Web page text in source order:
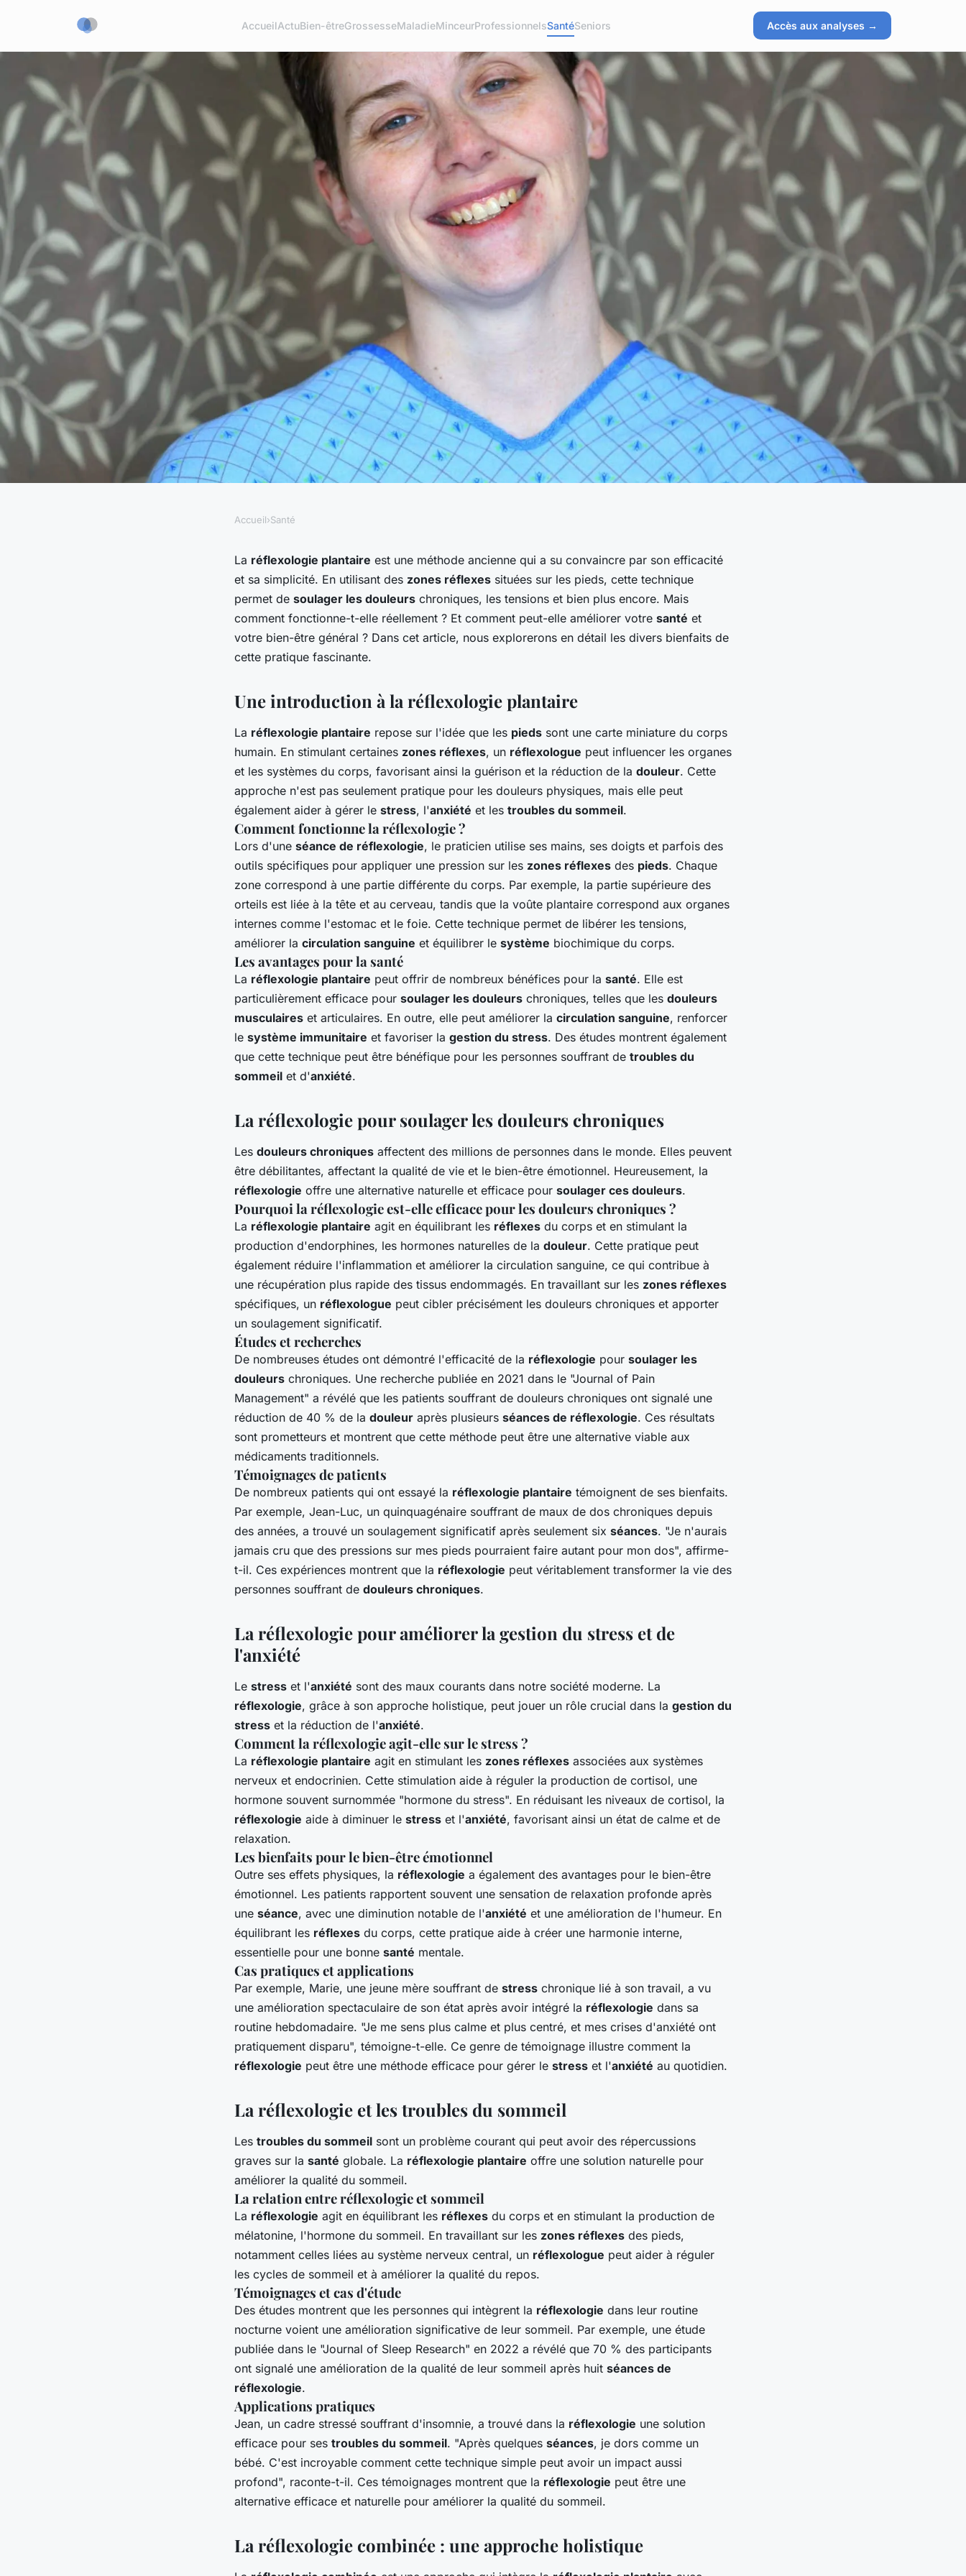
AccueilActuBien-êtreGrossesseMaladieMinceurProfessionnelsSantéSeniors Accès aux analyses →
Comment la réflexologie peut-elle être
utilisée pour soulager les douleurs
Accueil›Santé
La réflexologie plantaire est une méthode ancienne qui a su convaincre par son efficacité
et sa simplicité. En utilisant des zones réflexes situées sur les pieds, cette technique
permet de soulager les douleurs chroniques, les tensions et bien plus encore. Mais
comment fonctionne-t-elle réellement ? Et comment peut-elle améliorer votre santé et
votre bien-être général ? Dans cet article, nous explorerons en détail les divers bienfaits de
cette pratique fascinante.
Une introduction à la réflexologie plantaire
La réflexologie plantaire repose sur l'idée que les pieds sont une carte miniature du corps
humain. En stimulant certaines zones réflexes, un réflexologue peut influencer les organes
et les systèmes du corps, favorisant ainsi la guérison et la réduction de la douleur. Cette
approche n'est pas seulement pratique pour les douleurs physiques, mais elle peut
également aider à gérer le stress, l'anxiété et les troubles du sommeil.
Comment fonctionne la réflexologie ?
Lors d'une séance de réflexologie, le praticien utilise ses mains, ses doigts et parfois des
outils spécifiques pour appliquer une pression sur les zones réflexes des pieds. Chaque
zone correspond à une partie différente du corps. Par exemple, la partie supérieure des
orteils est liée à la tête et au cerveau, tandis que la voûte plantaire correspond aux organes
internes comme l'estomac et le foie. Cette technique permet de libérer les tensions,
améliorer la circulation sanguine et équilibrer le système biochimique du corps.
Les avantages pour la santé
La réflexologie plantaire peut offrir de nombreux bénéfices pour la santé. Elle est
particulièrement efficace pour soulager les douleurs chroniques, telles que les douleurs
musculaires et articulaires. En outre, elle peut améliorer la circulation sanguine, renforcer
le système immunitaire et favoriser la gestion du stress. Des études montrent également
que cette technique peut être bénéfique pour les personnes souffrant de troubles du
sommeil et d'anxiété.
La réflexologie pour soulager les douleurs chroniques
Les douleurs chroniques affectent des millions de personnes dans le monde. Elles peuvent
être débilitantes, affectant la qualité de vie et le bien-être émotionnel. Heureusement, la
réflexologie offre une alternative naturelle et efficace pour soulager ces douleurs.
Pourquoi la réflexologie est-elle efficace pour les douleurs chroniques ?
La réflexologie plantaire agit en équilibrant les réflexes du corps et en stimulant la
production d'endorphines, les hormones naturelles de la douleur. Cette pratique peut
également réduire l'inflammation et améliorer la circulation sanguine, ce qui contribue à
une récupération plus rapide des tissus endommagés. En travaillant sur les zones réflexes
spécifiques, un réflexologue peut cibler précisément les douleurs chroniques et apporter
un soulagement significatif.
Études et recherches
De nombreuses études ont démontré l'efficacité de la réflexologie pour soulager les
douleurs chroniques. Une recherche publiée en 2021 dans le "Journal of Pain
Management" a révélé que les patients souffrant de douleurs chroniques ont signalé une
réduction de 40 % de la douleur après plusieurs séances de réflexologie. Ces résultats
sont prometteurs et montrent que cette méthode peut être une alternative viable aux
médicaments traditionnels.
Témoignages de patients
De nombreux patients qui ont essayé la réflexologie plantaire témoignent de ses bienfaits.
Par exemple, Jean-Luc, un quinquagénaire souffrant de maux de dos chroniques depuis
des années, a trouvé un soulagement significatif après seulement six séances. "Je n'aurais
jamais cru que des pressions sur mes pieds pourraient faire autant pour mon dos", affirme-
t-il. Ces expériences montrent que la réflexologie peut véritablement transformer la vie des
personnes souffrant de douleurs chroniques.
La réflexologie pour améliorer la gestion du stress et de
l'anxiété
Le stress et l'anxiété sont des maux courants dans notre société moderne. La
réflexologie, grâce à son approche holistique, peut jouer un rôle crucial dans la gestion du
stress et la réduction de l'anxiété.
Comment la réflexologie agit-elle sur le stress ?
La réflexologie plantaire agit en stimulant les zones réflexes associées aux systèmes
nerveux et endocrinien. Cette stimulation aide à réguler la production de cortisol, une
hormone souvent surnommée "hormone du stress". En réduisant les niveaux de cortisol, la
réflexologie aide à diminuer le stress et l'anxiété, favorisant ainsi un état de calme et de
relaxation.
Les bienfaits pour le bien-être émotionnel
Outre ses effets physiques, la réflexologie a également des avantages pour le bien-être
émotionnel. Les patients rapportent souvent une sensation de relaxation profonde après
une séance, avec une diminution notable de l'anxiété et une amélioration de l'humeur. En
équilibrant les réflexes du corps, cette pratique aide à créer une harmonie interne,
essentielle pour une bonne santé mentale.
Cas pratiques et applications
Par exemple, Marie, une jeune mère souffrant de stress chronique lié à son travail, a vu
une amélioration spectaculaire de son état après avoir intégré la réflexologie dans sa
routine hebdomadaire. "Je me sens plus calme et plus centré, et mes crises d'anxiété ont
pratiquement disparu", témoigne-t-elle. Ce genre de témoignage illustre comment la
réflexologie peut être une méthode efficace pour gérer le stress et l'anxiété au quotidien.
La réflexologie et les troubles du sommeil
Les troubles du sommeil sont un problème courant qui peut avoir des répercussions
graves sur la santé globale. La réflexologie plantaire offre une solution naturelle pour
améliorer la qualité du sommeil.
La relation entre réflexologie et sommeil
La réflexologie agit en équilibrant les réflexes du corps et en stimulant la production de
mélatonine, l'hormone du sommeil. En travaillant sur les zones réflexes des pieds,
notamment celles liées au système nerveux central, un réflexologue peut aider à réguler
les cycles de sommeil et à améliorer la qualité du repos.
Témoignages et cas d'étude
Des études montrent que les personnes qui intègrent la réflexologie dans leur routine
nocturne voient une amélioration significative de leur sommeil. Par exemple, une étude
publiée dans le "Journal of Sleep Research" en 2022 a révélé que 70 % des participants
ont signalé une amélioration de la qualité de leur sommeil après huit séances de
réflexologie.
Applications pratiques
Jean, un cadre stressé souffrant d'insomnie, a trouvé dans la réflexologie une solution
efficace pour ses troubles du sommeil. "Après quelques séances, je dors comme un
bébé. C'est incroyable comment cette technique simple peut avoir un impact aussi
profond", raconte-t-il. Ces témoignages montrent que la réflexologie peut être une
alternative efficace et naturelle pour améliorer la qualité du sommeil.
La réflexologie combinée : une approche holistique